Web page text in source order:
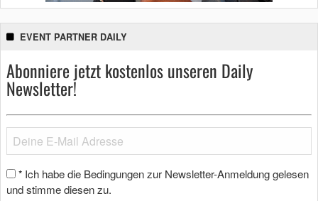
EVENT PARTNER DAILY
Abonniere jetzt kostenlos unseren Daily
Newsletter!
* Ich habe die Bedingungen zur Newsletter-Anmeldung gelesen
und stimme diesen zu.